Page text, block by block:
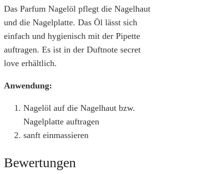
Das Parfum Nagelöl pflegt die Nagelhaut
und die Nagelplatte. Das Öl lässt sich
einfach und hygienisch mit der Pipette
auftragen. Es ist in der Duftnote secret
love erhältlich.
Anwendung:
Nagelöl auf die Nagelhaut bzw.
Nagelplatte auftragen
sanft einmassieren
Bewertungen